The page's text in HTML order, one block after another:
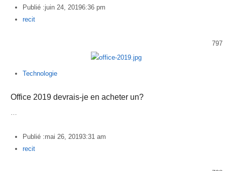
Publié :juin 24, 20196:36 pm
Author
recit
797
Technologie
Office 2019 devrais-je en acheter un?
Publié :mai 26, 20193:31 am
Author
recit